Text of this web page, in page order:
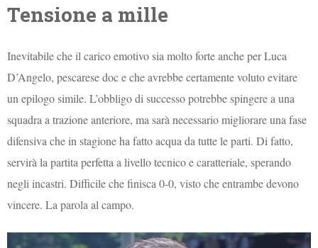
Tensione a mille
Inevitabile che il carico emotivo sia molto forte anche per Luca
D’Angelo, pescarese doc e che avrebbe certamente voluto evitare
un epilogo simile. L’obbligo di successo potrebbe spingere a una
squadra a trazione anteriore, ma sarà necessario migliorare una fase
difensiva che in stagione ha fatto acqua da tutte le parti. Di fatto,
servirà la partita perfetta a livello tecnico e caratteriale, sperando
negli incastri. Difficile che finisca 0-0, visto che entrambe devono
vincere. La parola al campo.